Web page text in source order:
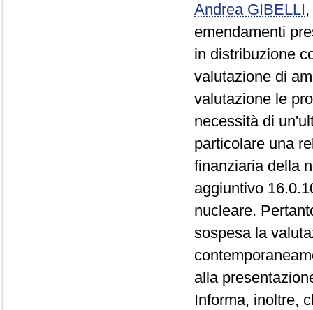
Andrea GIBELLI,
emendamenti
in distribuzione
valutazione di
valutazione le
necessità di
particolare una
finanziaria della
aggiuntivo
nucleare.
sospesa la
alla
Informa, inoltre,